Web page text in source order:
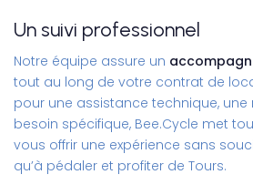
Un suivi professionnel
Notre équipe assure un
tout au long de votre contrat de
pour une assistance technique,
besoin spécifique, Bee.Cycle met
vous offrir une expérience sans
qu’à pédaler et profiter de Tours.